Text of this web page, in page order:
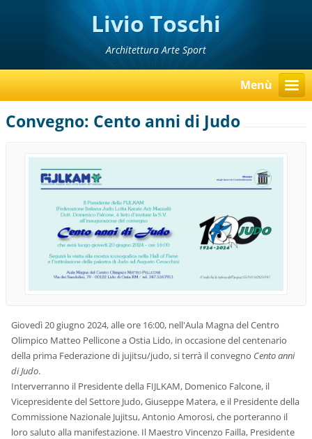
Livio Toschi
Architettura Arte Sport
Menù
Convegno: Cento anni di Judo
Giovedì 20 giugno 2024, alle ore 16:00, nell'Aula Magna del Centro
Olimpico Matteo Pellicone a Ostia Lido, in occasione del centenario
della prima Federazione di jujitsu/judo, si terrà il convegno Cento anni
di Judo.
Interverranno il Presidente della FIJLKAM, Domenico Falcone, il
Vicepresidente del Settore Judo, Giuseppe Matera, e il Presidente della
Commissione Nazionale Jujitsu, Antonio Amorosi, che porteranno il
loro saluto alla manifestazione. Il Maestro Vincenzo Failla, Presidente